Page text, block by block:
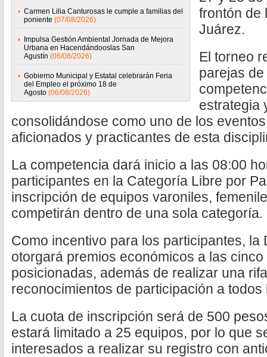
Carmen Lilia Canturosas le cumple a familias del
poniente (07/08/2026)
Impulsa Gestión Ambiental Jornada de Mejora
Urbana en Hacendándooslas San
Agustín (06/08/2026)
Gobierno Municipal y Estatal celebrarán Feria
del Empleo el próximo 18 de
Agosto (06/08/2026)
frontón de
Juárez.
El torneo
parejas
estrategia
consolidándose como uno de los
aficionados y practicantes de esta
La competencia dará inicio a las 08:00
participantes en la Categoría Libre por
inscripción de equipos varoniles,
competirán dentro de una sola categoría.
Como incentivo para los participantes, la
otorgará premios económicos a las
posicionadas, además de realizar una
reconocimientos de participación a
La cuota de inscripción será de 500
estará limitado a 25 equipos, por lo que
interesados a realizar su registro con